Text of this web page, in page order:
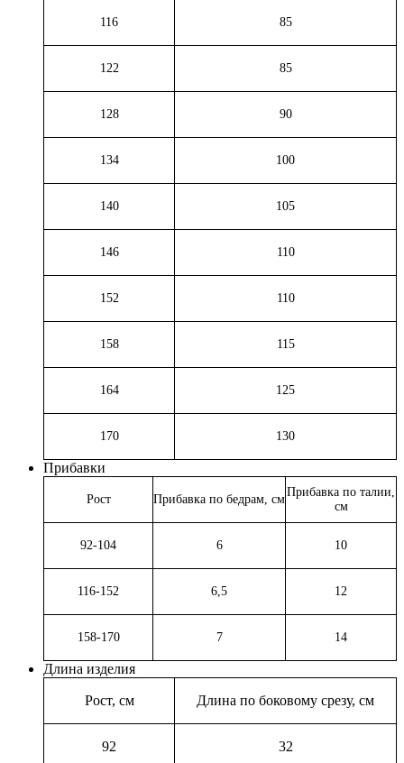
116 85
122 85
128 90
134 100
140 105
146 110
152 110
158 115
164 125
170 130
Прибавки
Рост Прибавка по бедрам, см
Прибавка по талии,
см
92-104 6 10
116-152 6,5 12
158-170 7 14
Длина изделия
Рост, см Длина по боковому срезу, см
92 32